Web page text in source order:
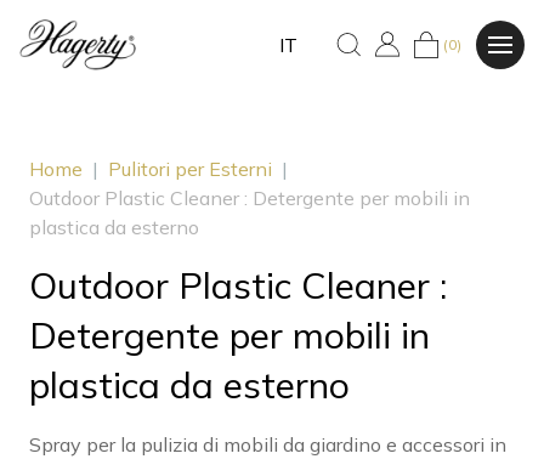
IT (0)
Home | Pulitori per Esterni |
Outdoor Plastic Cleaner : Detergente per mobili in
plastica da esterno
Outdoor Plastic Cleaner :
Detergente per mobili in
plastica da esterno
Spray per la pulizia di mobili da giardino e accessori in